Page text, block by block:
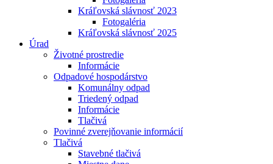
Kráľovská slávnosť 2023
Fotogaléria
Kráľovská slávnosť 2025
Úrad
Životné prostredie
Informácie
Odpadové hospodárstvo
Komunálny odpad
Triedený odpad
Informácie
Tlačivá
Povinné zverejňovanie informácií
Tlačivá
Stavebné tlačivá